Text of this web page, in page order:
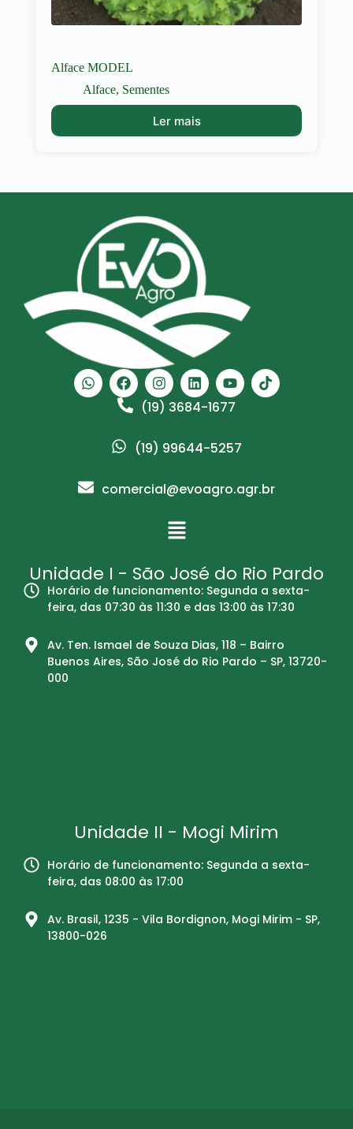
Alface MODEL
Alface, Sementes
Ler mais
(19) 3684-1677
(19) 99644-5257
comercial@evoagro.agr.br
Unidade I - São José do Rio Pardo
Horário de funcionamento: Segunda a sexta-
feira, das 07:30 às 11:30 e das 13:00 às 17:30
Av. Ten. Ismael de Souza Dias, 118 – Bairro
Buenos Aires, São José do Rio Pardo – SP, 13720-
000
Unidade II - Mogi Mirim
Horário de funcionamento: Segunda a sexta-
feira, das 08:00 às 17:00
Av. Brasil, 1235 - Vila Bordignon, Mogi Mirim - SP,
13800-026